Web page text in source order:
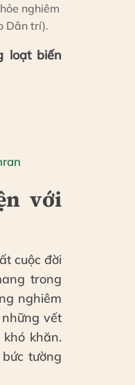
nghiêm
Dân trí).
loạt biến
với
cuộc đời
trong
nghiêm
vết
khăn.
tường